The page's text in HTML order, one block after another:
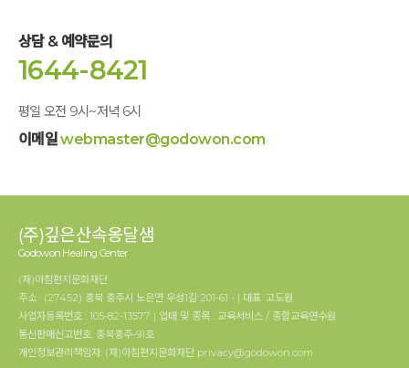
상담 & 예약문의
1644-8421
평일 오전 9시~저녁 6시
이메일webmaster@godowon.com
(주)깊은산속옹달샘
Godowon Healing Center
(재)아침편지문화재단
주소 : (27452) 충북 충주시 노은면 우성1길 201-61 - | 대표: 고도원
사업자등록번호 : 105-82-13577 | 업태 및 종목 : 교육서비스 / 종합교육연수원
통신판매신고번호: 충북충주-91호
개인정보관리책임자: (재)아침편지문화재단 privacy@godowon.com